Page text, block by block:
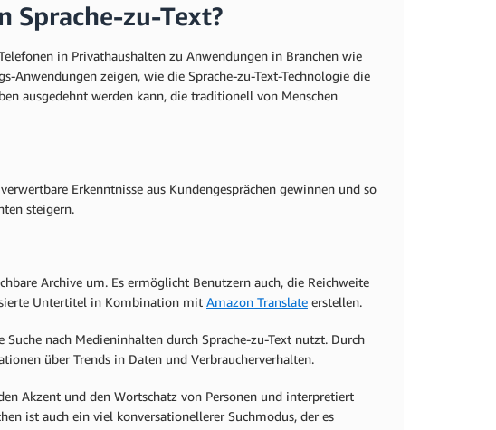
Sprache-zu-Text?
in Privathaushalten zu Anwendungen in Branchen wie
Anwendungen zeigen, wie die Sprache-zu-Text-Technologie die
ausgedehnt werden kann, die traditionell von Menschen
Erkenntnisse aus Kundengesprächen gewinnen und so
steigern.
Archive um. Es ermöglicht Benutzern auch, die Reichweite
Untertitel in Kombination mit Amazon Translate erstellen.
nach Medieninhalten durch Sprache-zu-Text nutzt. Durch
über Trends in Daten und Verbraucherverhalten.
Akzent und den Wortschatz von Personen und interpretiert
ist auch ein viel konversationellerer Suchmodus, der es